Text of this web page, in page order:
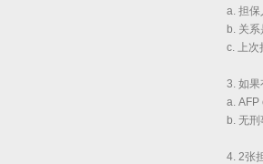
a. 担保
b. 关
c. 上次
3. 如
a. AFP
b. 无
4. 2张